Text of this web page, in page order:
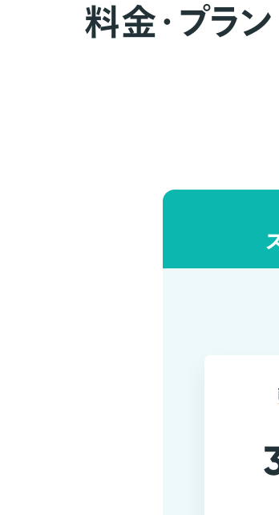
料金・プラン